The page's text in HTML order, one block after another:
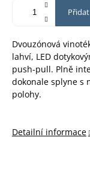
Dvouzónová
lahví, LED
push-pull. Plně
dokonale splyne s
polohy.
Detailní informace